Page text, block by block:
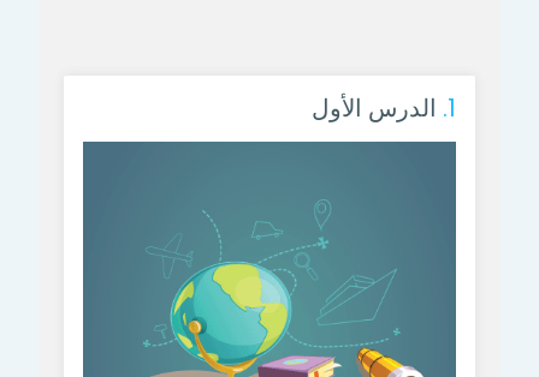
1. الدرس الأول